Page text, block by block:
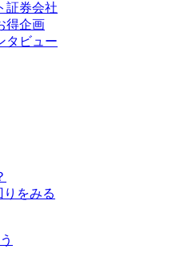
証券会社
得企画
タビュー
をみる